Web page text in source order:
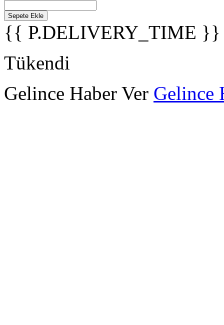
Sepete Ekle
{{ P.DELIVERY_TIME }}
Tükendi
Gelince Haber Ver Gelince